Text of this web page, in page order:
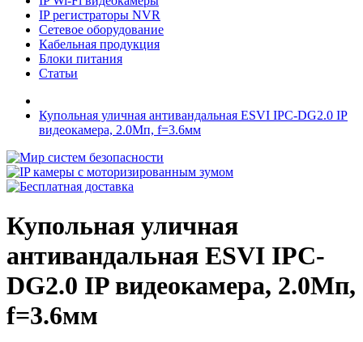
IP регистраторы NVR
Сетевое оборудование
Кабельная продукция
Блоки питания
Статьи
Купольная уличная антивандальная ESVI IPC-DG2.0 IP
видеокамера, 2.0Мп, f=3.6мм
Купольная уличная
антивандальная ESVI IPC-
DG2.0 IP видеокамера, 2.0Мп,
f=3.6мм